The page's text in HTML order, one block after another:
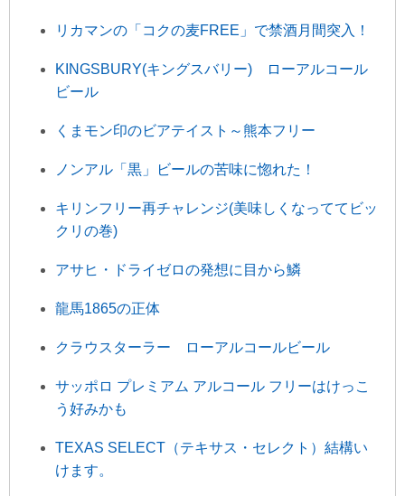
リカマンの「コクの麦FREE」で禁酒月間突入！
KINGSBURY(キングスバリー) ローアルコール
ビール
くまモン印のビアテイスト～熊本フリー
ノンアル「黒」ビールの苦味に惚れた！
キリンフリー再チャレンジ(美味しくなっててビッ
クリの巻)
アサヒ・ドライゼロの発想に目から鱗
龍馬1865の正体
クラウスターラー ローアルコールビール
サッポロ プレミアム アルコール フリーはけっこ
う好みかも
TEXAS SELECT（テキサス・セレクト）結構い
けます。